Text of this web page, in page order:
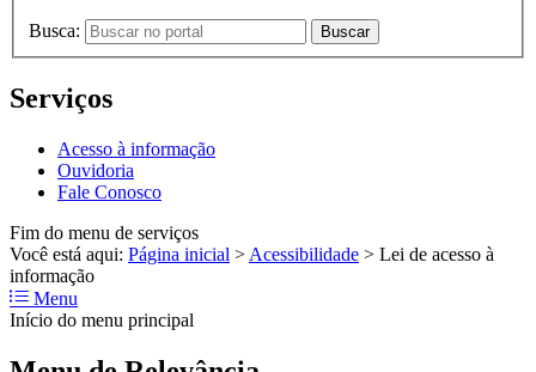
Busca: Buscar
Serviços
Acesso à informação
Ouvidoria
Fale Conosco
Fim do menu de serviços
Você está aqui: Página inicial > Acessibilidade > Lei de acesso à
informação
Menu
Início do menu principal